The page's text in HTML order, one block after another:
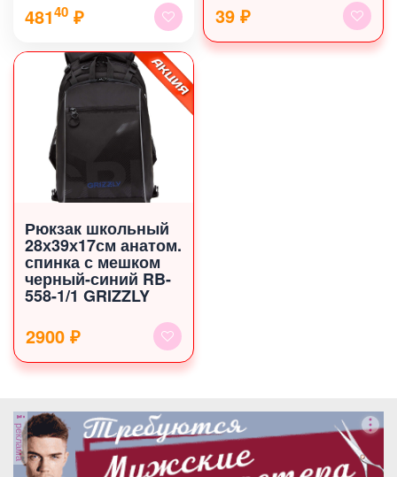
48140 ₽ 39 ₽
Рюкзак школьный
28х39х17см анатом.
спинка с мешком
черный-синий RB-
558-1/1 GRIZZLY
2900 ₽
реклама